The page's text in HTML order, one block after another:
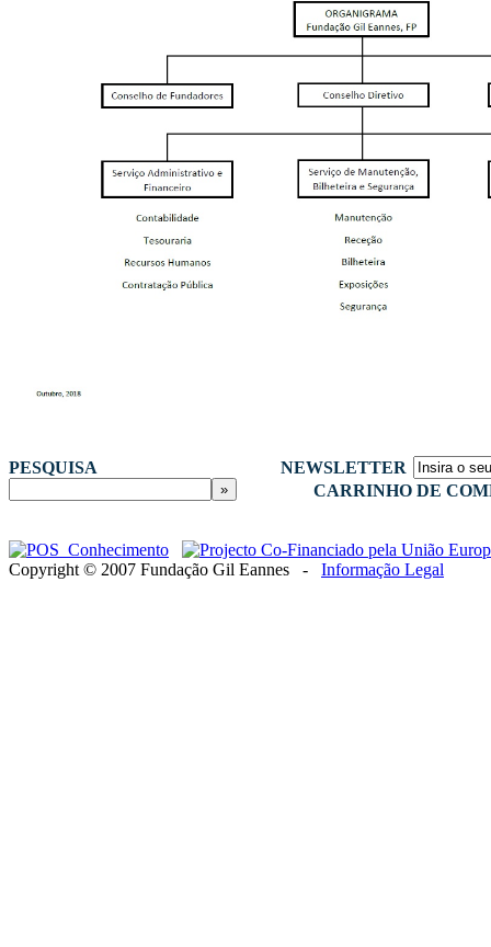
PESQUISA
NEWSLETTER
CARRINHO DE
Copyright © 2007 Fundação Gil Eannes - Informação Legal